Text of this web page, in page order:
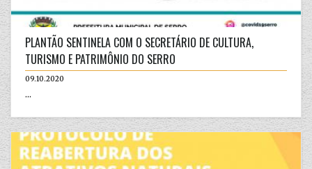
PLANTÃO SENTINELA COM O SECRETÁRIO DE CULTURA,
TURISMO E PATRIMÔNIO DO SERRO
09.10.2020
...